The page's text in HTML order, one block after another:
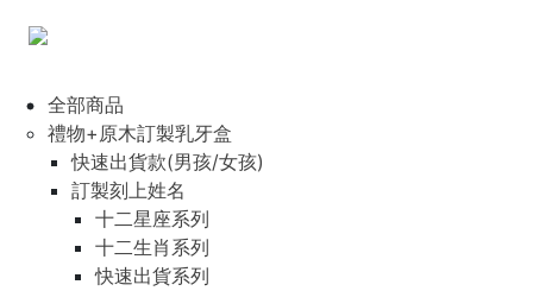
全部商品
禮物+原木訂製乳牙盒
快速出貨款(男孩/女孩)
訂製刻上姓名
十二星座系列
十二生肖系列
快速出貨系列